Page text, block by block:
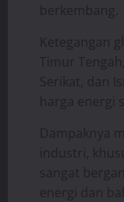
berkembang.
Ketegangan
Timur
Serikat, dan
harga energi
Dampaknya
industri,
sangat
energi dan